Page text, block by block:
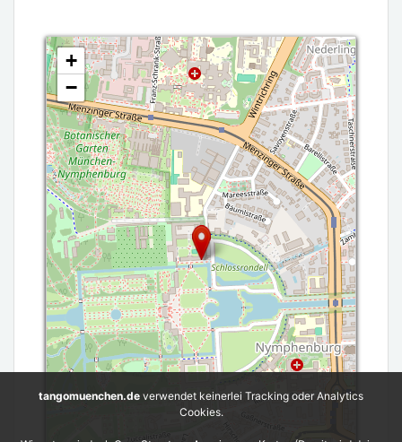
+
−
tangomuenchen.de verwendet keinerlei Tracking oder Analytics
Cookies.